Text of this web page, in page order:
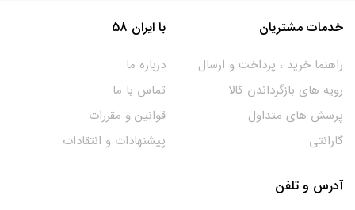
خدمات مشتریان
راهنما خرید ، پرداخت و ارسال
رویه های بازگرداندن کالا
پرسش های متداول
گارانتی
با ایران 58
درباره ما
تماس با ما
قوانین و مقررات
پیشنهادات و انتقادات
آدرس و تلفن